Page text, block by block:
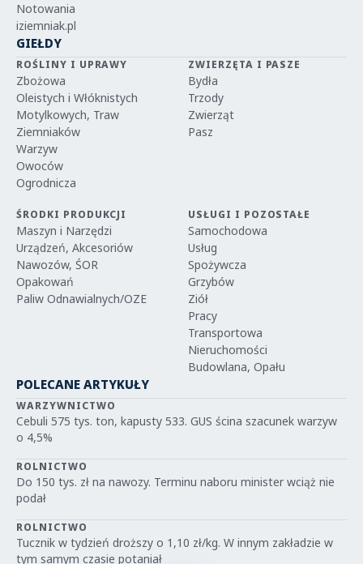
Notowania
iziemniak.pl
GIEŁDY
ROŚLINY I UPRAWY
Zbożowa
Oleistych i Włóknistych
Motylkowych, Traw
Ziemniaków
Warzyw
Owoców
Ogrodnicza
ZWIERZĘTA I PASZE
Bydła
Trzody
Zwierząt
Pasz
ŚRODKI PRODUKCJI
Maszyn i Narzędzi
Urządzeń, Akcesoriów
Nawozów, ŚOR
Opakowań
Paliw Odnawialnych/OZE
USŁUGI I POZOSTAŁE
Samochodowa
Usług
Spożywcza
Grzybów
Ziół
Pracy
Transportowa
Nieruchomości
Budowlana, Opału
POLECANE ARTYKUŁY
WARZYWNICTWO
Cebuli 575 tys. ton, kapusty 533. GUS ścina szacunek warzyw
o 4,5%
ROLNICTWO
Do 150 tys. zł na nawozy. Terminu naboru minister wciąż nie
podał
ROLNICTWO
Tucznik w tydzień droższy o 1,10 zł/kg. W innym zakładzie w
tym samym czasie potaniał